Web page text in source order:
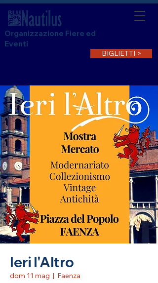
Organizzazione Fiere ed
Eventi
BIGLIETTI >
Ieri l'Altro
dom 11 mag
  |
Faenza